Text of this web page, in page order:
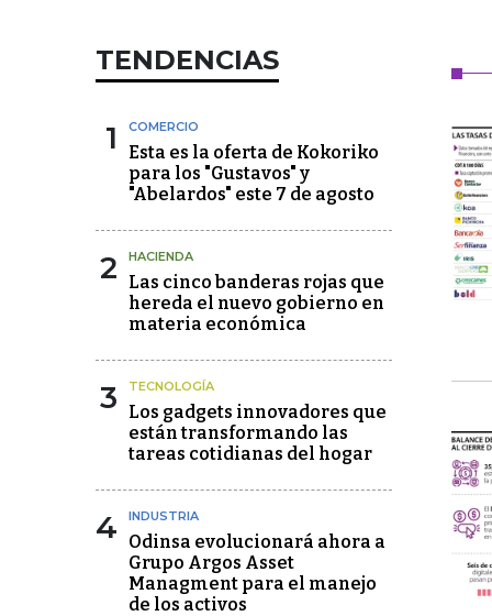
TENDENCIAS
1 COMERCIO
Esta es la oferta de Kokoriko
para los "Gustavos" y
"Abelardos" este 7 de agosto
2 HACIENDA
Las cinco banderas rojas que
hereda el nuevo gobierno en
materia económica
3 TECNOLOGÍA
Los gadgets innovadores que
están transformando las
tareas cotidianas del hogar
4 INDUSTRIA
Odinsa evolucionará ahora a
Grupo Argos Asset
Managment para el manejo
de los activos